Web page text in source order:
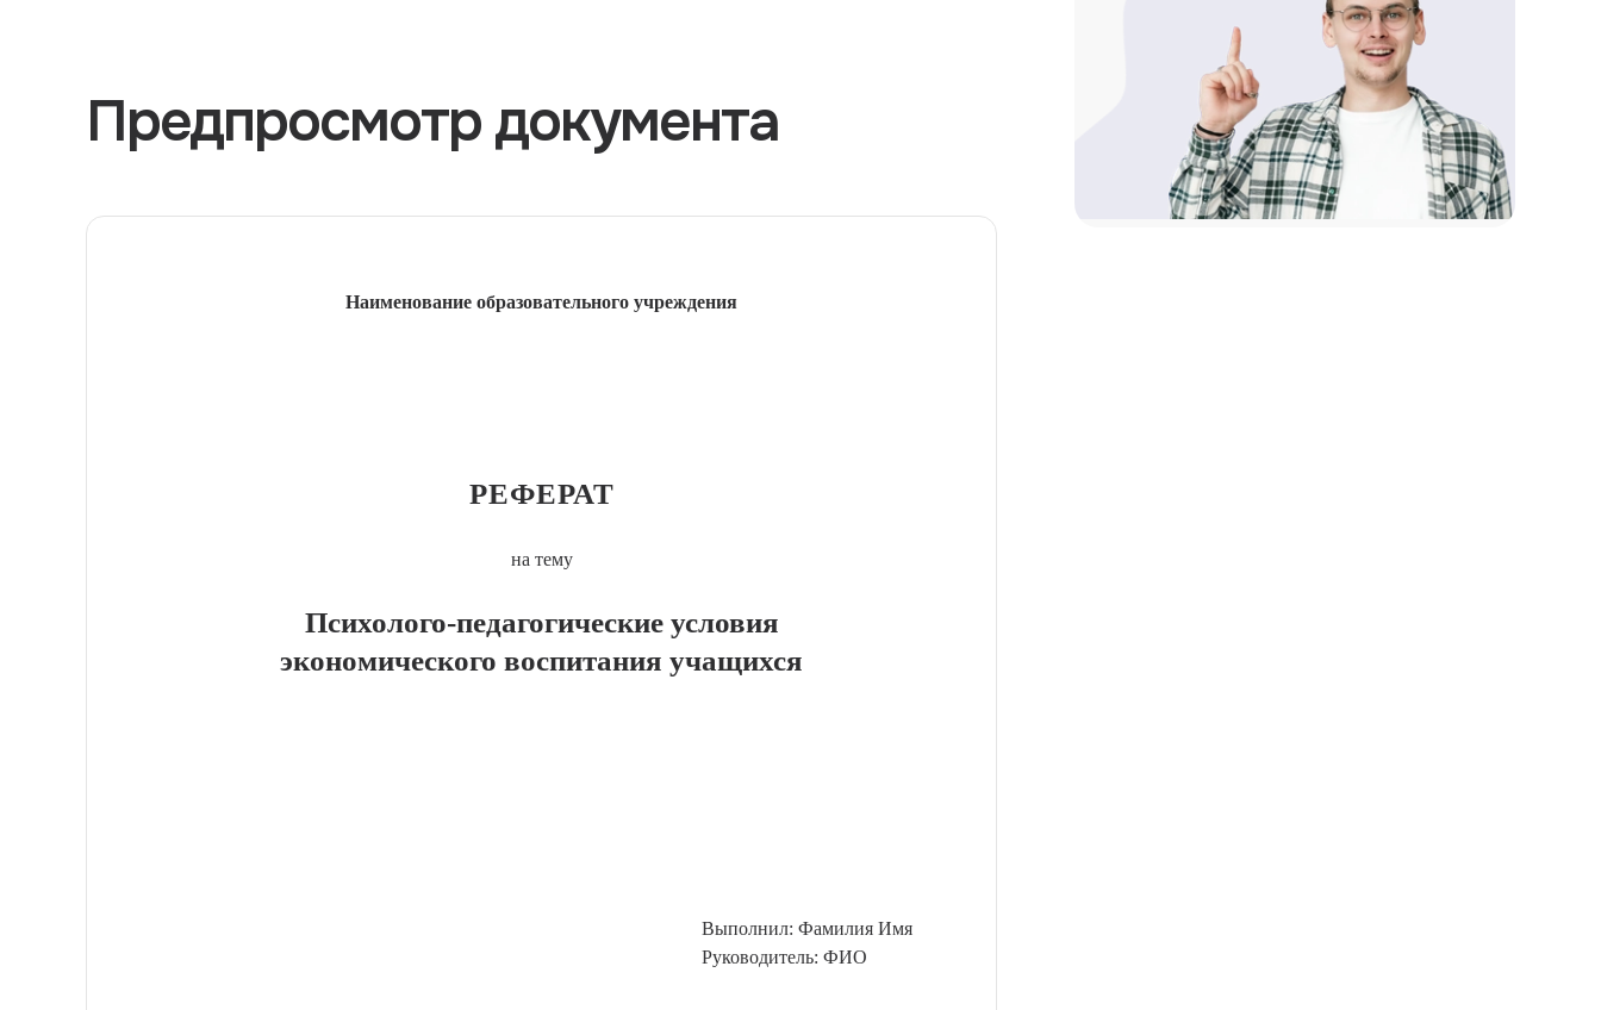
Предпросмотр документа
Наименование образовательного учреждения
РЕФЕРАТ
на тему
Психолого-педагогические условия
экономического воспитания учащихся
Выполнил: Фамилия Имя
Руководитель: ФИО